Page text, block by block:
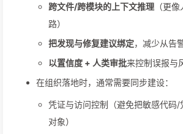
跨文件/跨模块的上下文推理 （更
路）
把发现与修复建议绑定，减少从告
以置信度 + 人类审批来控制误报与
在组织落地时，通常需要同步建设：
凭证与访问控制（避免把敏感代码/
对象）